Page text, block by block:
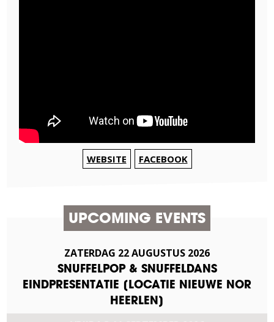
WEBSITE FACEBOOK
UPCOMING EVENTS
ZATERDAG 22AUGUSTUS 2026
SNUFFELPOP & SNUFFELDANS
EINDPRESENTATIE [LOCATIE NIEUWE NOR
HEERLEN]